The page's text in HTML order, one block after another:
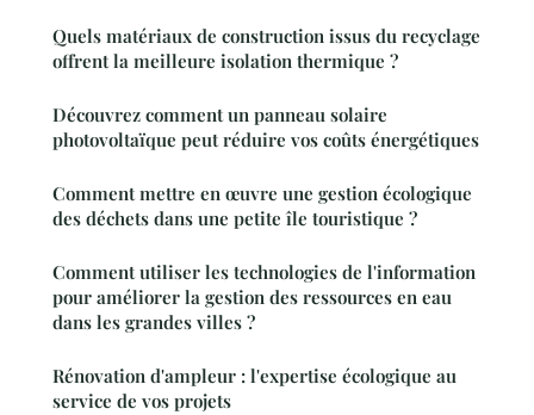
Quels matériaux de construction issus du recyclage
offrent la meilleure isolation thermique ?
Découvrez comment un panneau solaire
photovoltaïque peut réduire vos coûts énergétiques
Comment mettre en œuvre une gestion écologique
des déchets dans une petite île touristique ?
Comment utiliser les technologies de l'information
pour améliorer la gestion des ressources en eau
dans les grandes villes ?
Rénovation d'ampleur : l'expertise écologique au
service de vos projets